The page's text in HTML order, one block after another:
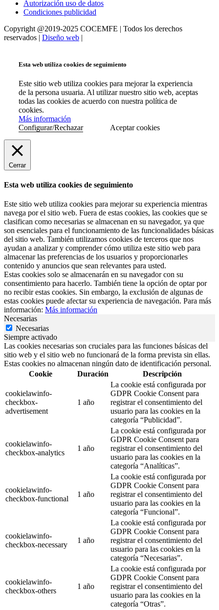
Autorización uso de datos
Condiciones publicidad
Copyright @2019-2025 COCEMFE | Todos los derechos
reservados | Diseño web |
Esta web utiliza cookies de seguimiento
Este sitio web utiliza cookies para mejorar la experiencia
de la persona usuaria. Al utilizar nuestro sitio web, aceptas
todas las cookies de acuerdo con nuestra política de
cookies.
Más información
Configurar/Rechazar
Aceptar cookies
Cerrar
Esta web utiliza cookies de seguimiento
Este sitio web utiliza cookies para mejorar su experiencia mientras
navega por el sitio web. Fuera de estas cookies, las cookies que se
clasifican como necesarias se almacenan en su navegador, ya que
son esenciales para el funcionamiento de las funcionalidades básicas
del sitio web. También utilizamos cookies de terceros que nos
ayudan a analizar y comprender cómo utiliza este sitio web para
almacenar las preferencias de los usuarios y proporcionarles
contenido y anuncios que sean relevantes para usted.
Estas cookies solo se almacenarán en su navegador con su
consentimiento para hacerlo. También tiene la opción de optar por
no recibir estas cookies. Sin embargo, la exclusión de algunas de
estas cookies puede afectar su experiencia de navegación. Para más
información: Más información
Necesarias
Necesarias
Siempre activado
Las cookies necesarias son cruciales para las funciones básicas del
sitio web y el sitio web no funcionará de la forma prevista sin ellas.
Estas cookies no almacenan ningún dato de identificación personal.
Cookie
Duración Descripción
cookielawinfo-
checkbox-
advertisement
1 año
La cookie está configurada por
GDPR Cookie Consent para
registrar el consentimiento del
usuario para las cookies en la
categoría “Publicidad”.
cookielawinfo-
checkbox-analytics
1 año
La cookie está configurada por
GDPR Cookie Consent para
registrar el consentimiento del
usuario para las cookies en la
categoría “Analíticas”.
cookielawinfo-
checkbox-functional
1 año
La cookie está configurada por
GDPR Cookie Consent para
registrar el consentimiento del
usuario para las cookies en la
categoría “Funcional”.
cookielawinfo-
checkbox-necessary
1 año
La cookie está configurada por
GDPR Cookie Consent para
registrar el consentimiento del
usuario para las cookies en la
categoría “Necesarias”.
cookielawinfo-
checkbox-others
1 año
La cookie está configurada por
GDPR Cookie Consent para
registrar el consentimiento del
usuario para las cookies en la
categoría “Otras”.